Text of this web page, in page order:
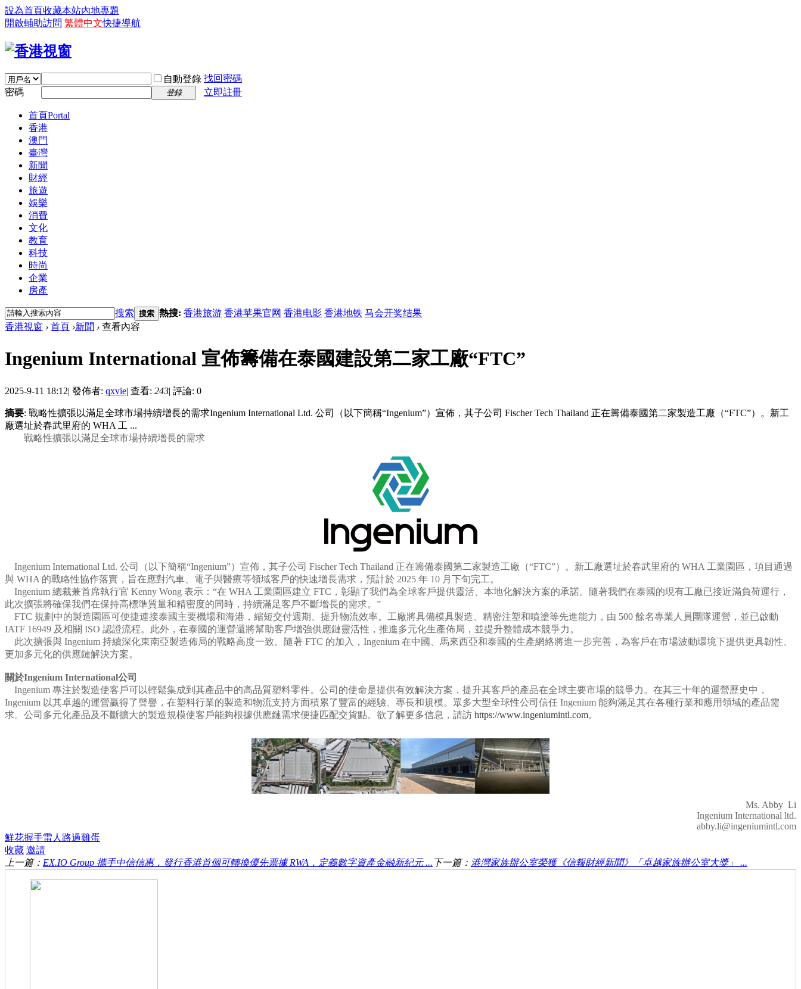
設為首頁收藏本站內地專題
開啟輔助訪問 繁體中文快捷導航
自動登錄 找回密碼
密碼
登錄 立即註冊
首頁Portal
香港
澳門
臺灣
新聞
財經
旅遊
娛樂
消費
文化
教育
科技
時尚
企業
房產
搜索 搜索 熱搜: 香港旅游 香港苹果官网 香港电影 香港地铁 马会开奖结果
香港視窗 › 首頁 ›新聞 › 查看內容
Ingenium International 宣佈籌備在泰國建設第二家工廠“FTC”
2025-9-11 18:12| 發佈者: qxvie| 查看: 243| 評論: 0
摘要: 戰略性擴張以滿足全球市場持續增長的需求Ingenium International Ltd. 公司（以下簡稱“Ingenium”）宣佈，其子公司 Fischer Tech Thailand 正在籌備泰國第二家製造工廠（“FTC”）。新工
廠選址於春武里府的 WHA 工 ...
戰略性擴張以滿足全球市場持續增長的需求
Ingenium International Ltd. 公司（以下簡稱“Ingenium”）宣佈，其子公司 Fischer Tech Thailand 正在籌備泰國第二家製造工廠（“FTC”）。新工廠選址於春武里府的 WHA 工業園區，項目通過
與 WHA 的戰略性協作落實，旨在應對汽車、電子與醫療等領域客戶的快速增長需求，預計於 2025 年 10 月下旬完工。
Ingenium 總裁兼首席執行官 Kenny Wong 表示：“在 WHA 工業園區建立 FTC，彰顯了我們為全球客戶提供靈活、本地化解決方案的承諾。隨著我們在泰國的現有工廠已接近滿負荷運行，
此次擴張將確保我們在保持高標準質量和精密度的同時，持續滿足客戶不斷增長的需求。”
FTC 規劃中的製造園區可便捷連接泰國主要機場和海港，縮短交付週期、提升物流效率。工廠將具備模具製造、精密注塑和噴塗等先進能力，由 500 餘名專業人員團隊運營，並已啟動
IATF 16949 及相關 ISO 認證流程。此外，在泰國的運營還將幫助客戶增強供應鏈靈活性，推進多元化生產佈局，並提升整體成本競爭力。
此次擴張與 Ingenium 持續深化東南亞製造佈局的戰略高度一致。隨著 FTC 的加入，Ingenium 在中國、馬來西亞和泰國的生產網絡將進一步完善，為客戶在市場波動環境下提供更具韌性、
更加多元化的供應鏈解決方案。
關於Ingenium International公司
Ingenium 專注於製造使客戶可以輕鬆集成到其產品中的高品質塑料零件。公司的使命是提供有效解決方案，提升其客戶的產品在全球主要市場的競爭力。在其三十年的運營歷史中，
Ingenium 以其卓越的運營贏得了聲譽，在塑料行業的製造和物流支持方面積累了豐富的經驗、專長和規模。眾多大型全球性公司信任 Ingenium 能夠滿足其在各種行業和應用領域的產品需
求。公司多元化產品及不斷擴大的製造規模使客戶能夠根據供應鏈需求便捷匹配交貨點。欲了解更多信息，請訪 https://www.ingeniumintl.com。
Ms. Abby Li
Ingenium International ltd.
abby.li@ingeniumintl.com
鮮花握手雷人 路過雞蛋
收藏 邀請
上一篇： EX.IO Group 攜手中信信惠，發行香港首個可轉換優先票據 RWA，定義數字資產金融新紀元 ... 下一篇： 港灣家族辦公室榮獲《信報財經新聞》「卓越家族辦公室大獎」 ...